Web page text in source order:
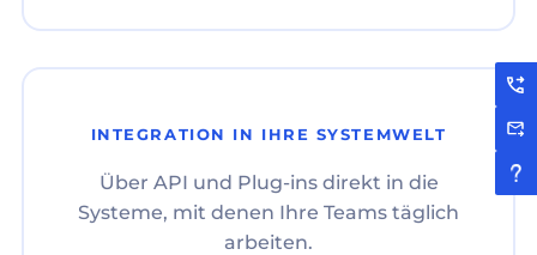
INTEGRATION IN IHRE SYSTEMWELT
Über API und Plug-ins direkt in die
Systeme, mit denen Ihre Teams täglich
arbeiten.